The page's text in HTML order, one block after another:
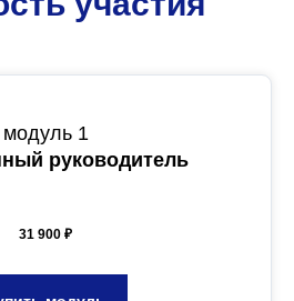
модуль 1
руководитель
31 900 ₽